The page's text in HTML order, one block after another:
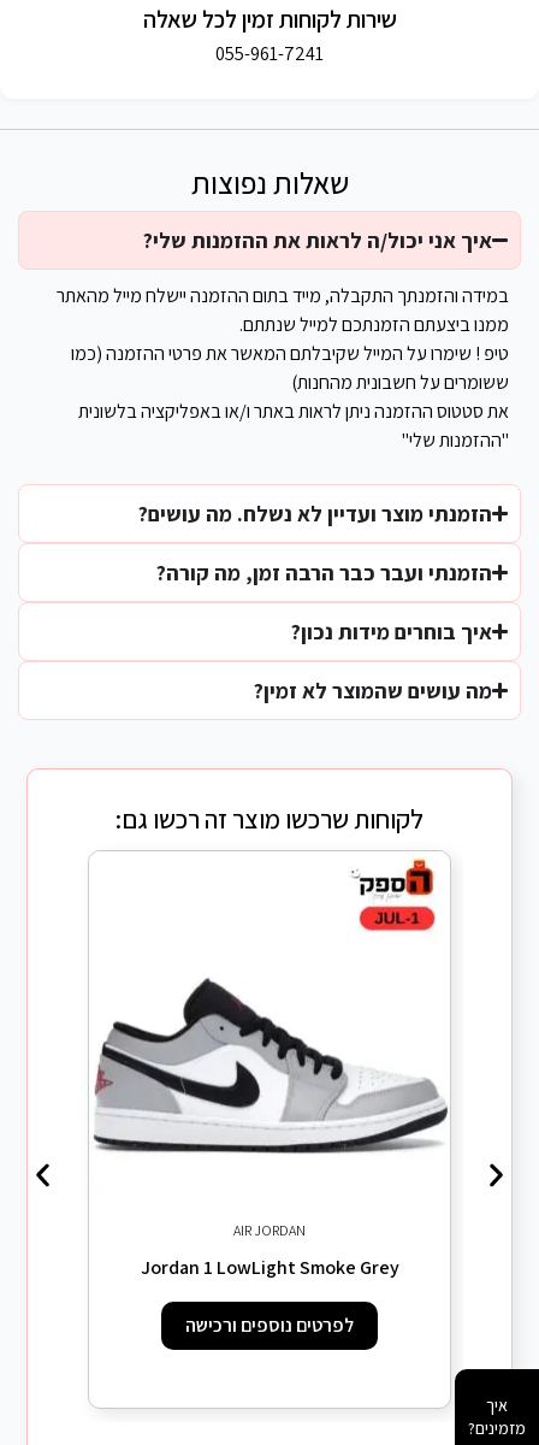
איך אני יכול/ה לראות את ההזמנות שלי?
במידה והזמנתך התקבלה, מייד בתום ההזמנה יישלח מייל מהאתר
ממנו ביצעתם הזמנתכם למייל שנתתם.
טיפ ! שימרו על המייל שקיבלתם המאשר את פרטי ההזמנה (כמו
ששומרים על חשבונית מהחנות)
את סטטוס ההזמנה ניתן לראות באתר ו/או באפליקציה בלשונית
"ההזמנות שלי"
הזמנתי מוצר ועדיין לא נשלח. מה עושים?
הזמנתי ועבר כבר הרבה זמן, מה קורה?
איך בוחרים מידות נכון?
מה עושים שהמוצר לא זמין?
שאלות נפוצות
שירות לקוחות זמין לכל שאלה
055-961-7241
לקוחות שרכשו מוצר זה רכשו גם:
AIR JORDAN
Jordan 1 LowLight Smoke Grey
לפרטים נוספים ורכישה
איך
מזמינים?